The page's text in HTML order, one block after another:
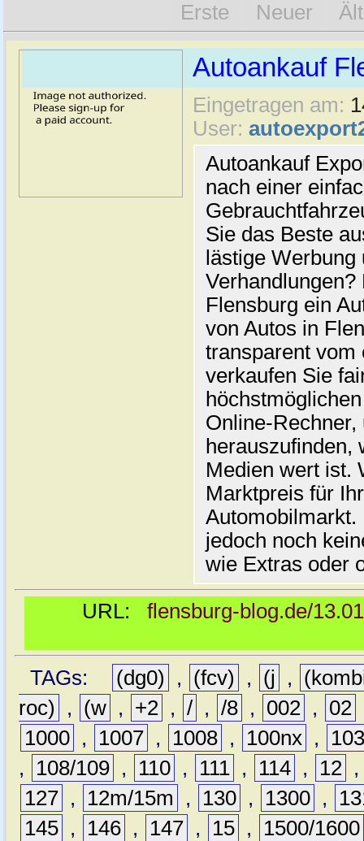
Erste Neuer
Autoankauf
Eingetragen am:
User:
Autoankauf
nach einer
Sie das Beste
lästige
Flensburg ein
von Autos in
transparent vom
verkaufen Sie
Online-
herauszufinden,
Medien wert ist.
Marktpreis für
jedoch noch
wie Extras oder
URL: flensburg-blog.de/
TAGs: (dg0) , (fcv) , (j ,
roc)
, (w , +2 , / , /8 , 002 , 02
1000 , 1007 , 1008 , 100nx ,
,
108/109 , 110 , 111 , 114 , 12
127 , 12m/15m , 130 , 1300 ,
145 , 146 , 147 , 15 ,
1500/1600